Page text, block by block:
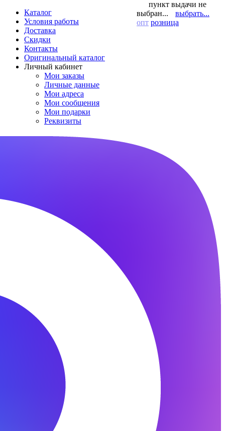
Каталог
Условия работы
Доставка
Скидки
Контакты
Оригинальный каталог
Личный кабинет
Мои заказы
Личные данные
Мои адреса
Мои сообщения
Мои подарки
Реквизиты
пункт выдачи не
выбран...
выбрать...
опт розница